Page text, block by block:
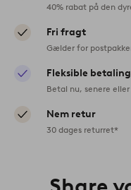
40% rabat på den
Fri fragt
Gælder for
Fleksible
Betal nu, senere
Nem retur
30 dages returret*